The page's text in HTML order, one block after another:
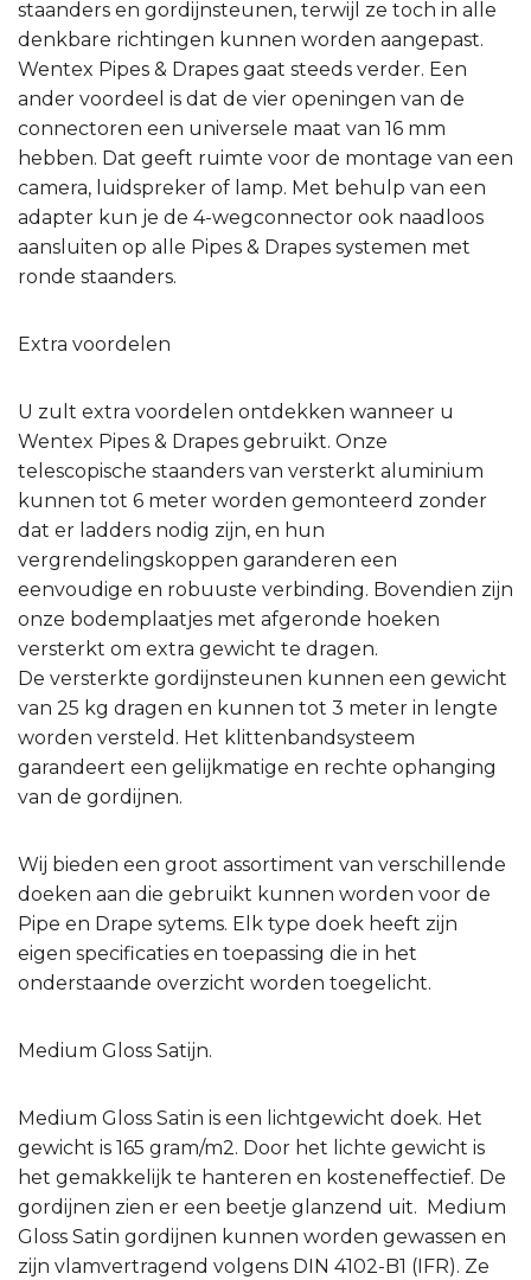
staanders en gordijnsteunen, terwijl ze toch in alle
denkbare richtingen kunnen worden aangepast.
Wentex Pipes & Drapes gaat steeds verder. Een
ander voordeel is dat de vier openingen van de
connectoren een universele maat van 16 mm
hebben. Dat geeft ruimte voor de montage van een
camera, luidspreker of lamp. Met behulp van een
adapter kun je de 4-wegconnector ook naadloos
aansluiten op alle Pipes & Drapes systemen met
ronde staanders.
Extra voordelen
U zult extra voordelen ontdekken wanneer u
Wentex Pipes & Drapes gebruikt. Onze
telescopische staanders van versterkt aluminium
kunnen tot 6 meter worden gemonteerd zonder
dat er ladders nodig zijn, en hun
vergrendelingskoppen garanderen een
eenvoudige en robuuste verbinding. Bovendien zijn
onze bodemplaatjes met afgeronde hoeken
versterkt om extra gewicht te dragen.
De versterkte gordijnsteunen kunnen een gewicht
van 25 kg dragen en kunnen tot 3 meter in lengte
worden versteld. Het klittenbandsysteem
garandeert een gelijkmatige en rechte ophanging
van de gordijnen.
Wij bieden een groot assortiment van verschillende
doeken aan die gebruikt kunnen worden voor de
Pipe en Drape sytems. Elk type doek heeft zijn
eigen specificaties en toepassing die in het
onderstaande overzicht worden toegelicht.
Medium Gloss Satijn.
Medium Gloss Satin is een lichtgewicht doek. Het
gewicht is 165 gram/m2. Door het lichte gewicht is
het gemakkelijk te hanteren en kosteneffectief. De
gordijnen zien er een beetje glanzend uit. Medium
Gloss Satin gordijnen kunnen worden gewassen en
zijn vlamvertragend volgens DIN 4102-B1 (IFR). Ze